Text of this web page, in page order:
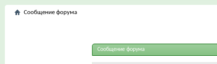
Сообщение форума
Сообщение форума